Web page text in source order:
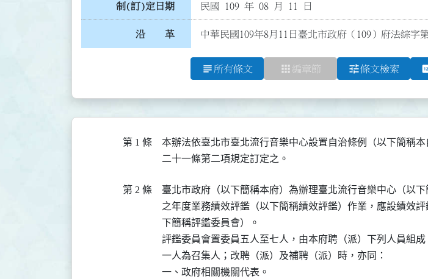
制(訂)定日期 民國 109 年 08 月 11 日
沿 革 中華民國109年8月11日臺北市政府（109）府法綜字
subject 所有條文 apps 編章節 tune條文檢索
第 1 條
本辦法依臺北市臺北流行音樂中心設置自治條例（以下簡稱本
二十一條第二項規定訂定之。
第 2 條
臺北市政府（以下簡稱本府）為辦理臺北流行音樂中心（以下
之年度業務績效評鑑（以下簡稱績效評鑑）作業，應設績效
下簡稱評鑑委員會）。
評鑑委員會置委員五人至七人，由本府聘（派）下列人員組成
一人為召集人；改聘（派）及補聘（派）時，亦同：
一、政府相關機關代表。